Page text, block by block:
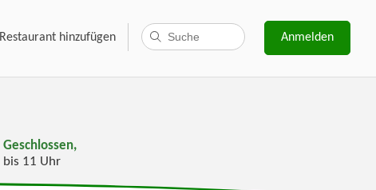
Restaurant hinzufügen Anmelden
Geschlossen,
bis 11 Uhr